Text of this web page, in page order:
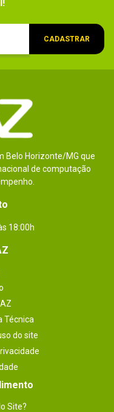
dados: PC4-3200, PC4-
é aplicado e latência
tCCD_S) para os bancos
CADASTRAR
Belo Horizonte/MG que
de computação
18:00h
Técnica
do site
Site?